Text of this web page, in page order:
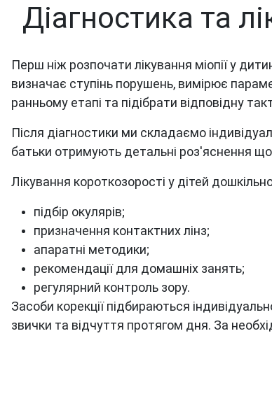
Діагностика та
Перш ніж розпочати лікування міопії у
визначає ступінь порушень, вимірює
ранньому етапі та підібрати відповідну
Після діагностики ми складаємо
батьки отримують детальні роз'яснення
Лікування короткозорості у дітей
підбір окулярів;
призначення контактних лінз;
апаратні методики;
рекомендації для домашніх занять;
регулярний контроль зору.
Засоби корекції підбираються
звички та відчуття протягом дня. За